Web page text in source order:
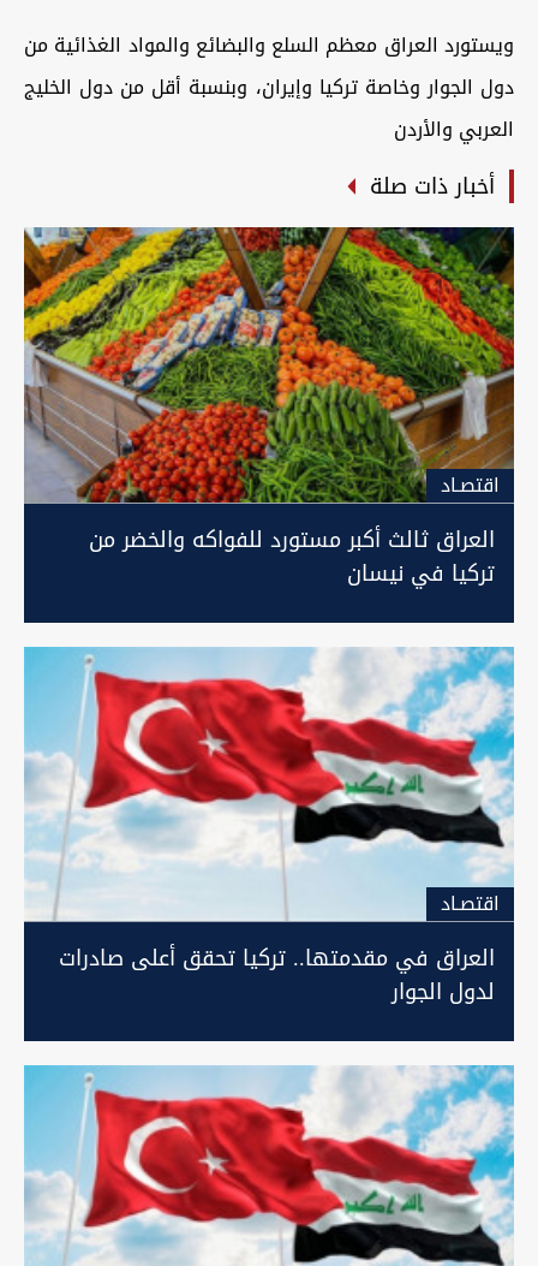
ويستورد العراق معظم السلع والبضائع والمواد الغذائية من
دول الجوار وخاصة تركيا وإيران، وبنسبة أقل من دول الخليج
العربي والأردن
أخبار ذات صلة
اقتصـاد
العراق ثالث أكبر مستورد للفواكه والخضر من
تركيا في نيسان
اقتصـاد
العراق في مقدمتها.. تركيا تحقق أعلى صادرات
لدول الجوار